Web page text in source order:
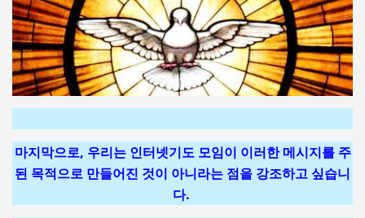
마지막으로, 우리는 인터넷기도 모임이 이러한 메시지를 주
된 목적으로 만들어진 것이 아니라는 점을 강조하고 싶습니
다.